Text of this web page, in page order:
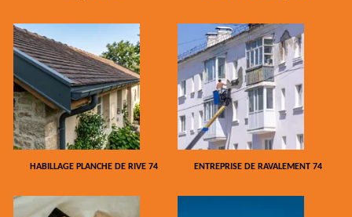
HABILLAGE PLANCHE DE RIVE 74 ENTREPRISE DE RAVALEMENT 74